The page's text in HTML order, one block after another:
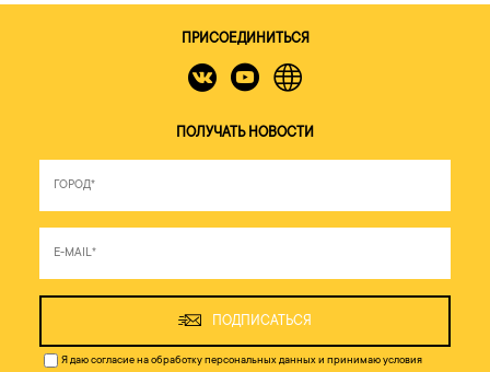
ПРИСОЕДИНИТЬСЯ
ПОЛУЧАТЬ НОВОСТИ
ПОДПИСАТЬСЯ
Я даю согласие на обработку персональных данных и принимаю условия